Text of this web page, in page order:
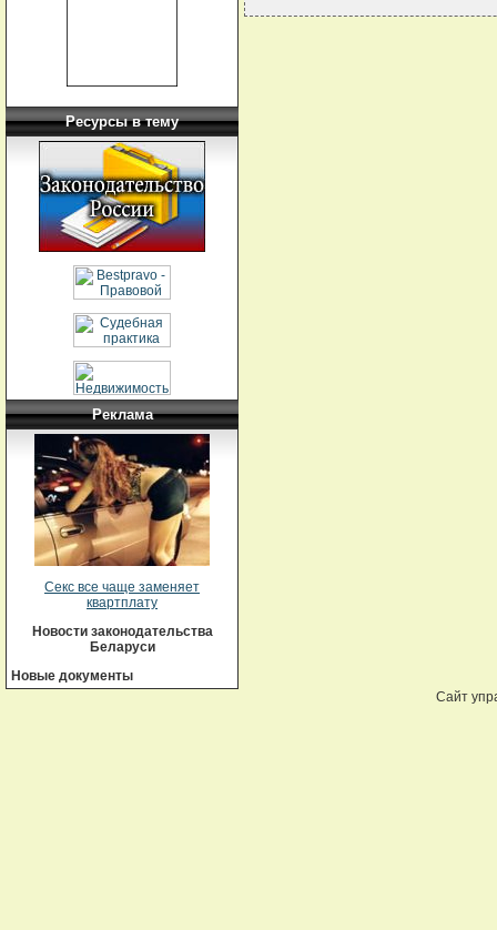
Ресурсы в тему
Реклама
Секс все чаще заменяет
квартплату
Новости законодательства
Беларуси
Новые документы
Сайт